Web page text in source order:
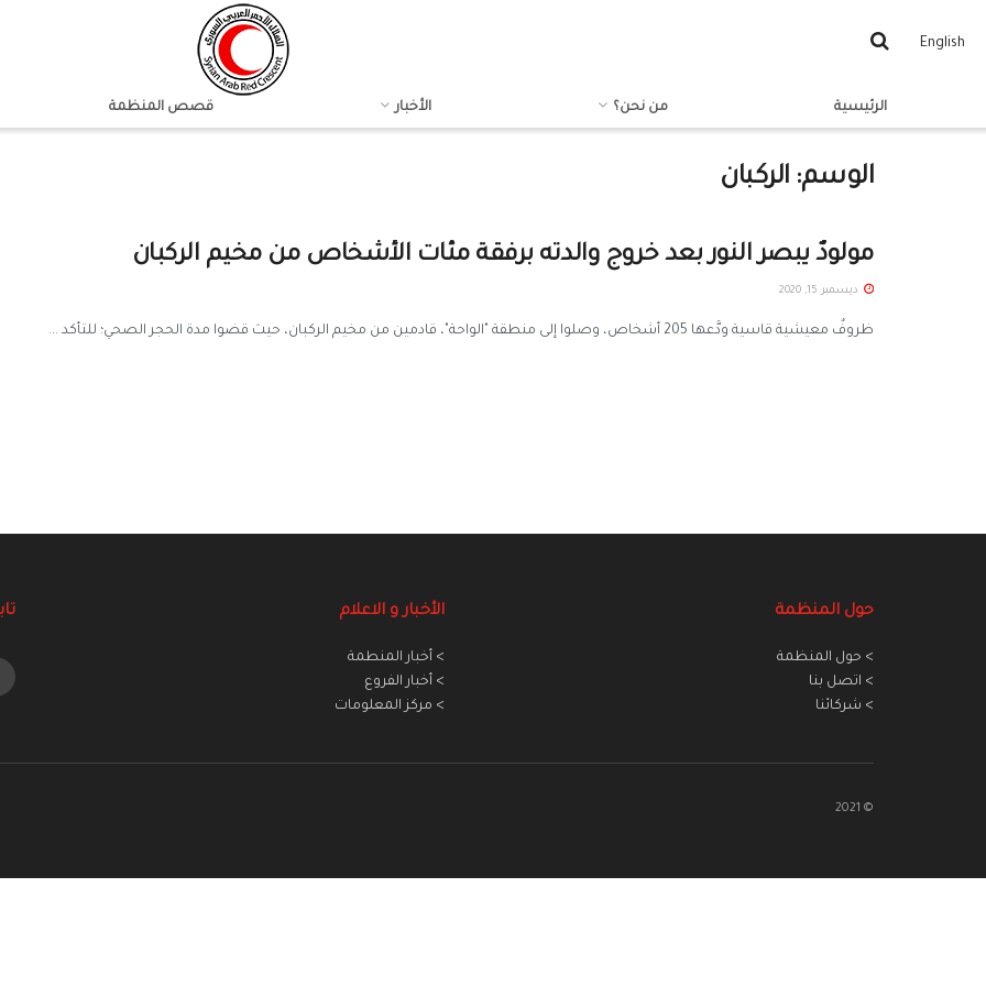
English
الرئيسية من نحن؟ الأخبار قصص المنظمة
الوسم: الركبان
مولودٌ يبصر النور بعد خروج والدته برفقة مئات الأشخاص من مخيم الركبان
ديسمبر 15, 2020
ظروفٌ معيشية قاسية ودَّعها 205 أشخاص، وصلوا إلى منطقة "الواحة"، قادمين من مخيم الركبان، حيث قضوا مدة الحجر الصحي؛ للتأكد ...
حول المنظمة
> حول المنظمة
> اتصل بنا
> شركائنا
الأخبار و الاعلام
> أخبار المنطمة
> أخبار الفروع
> مركز المعلومات
© 2021